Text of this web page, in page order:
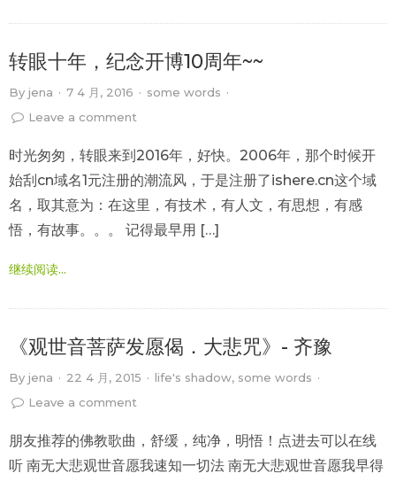
转眼十年，纪念开博10周年~~
By jena · 7 4 月, 2016 · some words ·
Leave a comment
时光匆匆，转眼来到2016年，好快。2006年，那个时候开
始刮cn域名1元注册的潮流风，于是注册了ishere.cn这个域
名，取其意为：在这里，有技术，有人文，有思想，有感
悟，有故事。。。 记得最早用 […]
继续阅读...
《观世音菩萨发愿偈．大悲咒》- 齐豫
By jena · 22 4 月, 2015 · life's shadow, some words ·
Leave a comment
朋友推荐的佛教歌曲，舒缓，纯净，明悟！点进去可以在线
听 南无大悲观世音愿我速知一切法 南无大悲观世音愿我早得